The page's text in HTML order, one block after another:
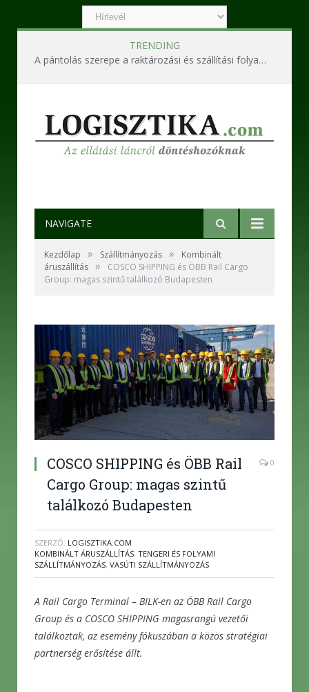
TRENDING
A pántolás szerepe a raktározási és szállítási folyamatokban
NAVIGATE
Kezdőlap » Szállítmányozás »
Kombinált
áruszállítás »
COSCO SHIPPING és ÖBB Rail Cargo
Group: magas szintű találkozó Budapesten
COSCO SHIPPING és ÖBB Rail
Cargo Group: magas szintű
találkozó Budapesten
0
SZERZŐ: LOGISZTIKA.COM
KOMBINÁLT ÁRUSZÁLLÍTÁS, TENGERI ÉS FOLYAMI
SZÁLLÍTMÁNYOZÁS, VASÚTI SZÁLLÍTMÁNYOZÁS
A Rail Cargo Terminal – BILK-en az ÖBB Rail Cargo
Group és a COSCO SHIPPING magasrangú vezetői
találkoztak, az esemény fókuszában a közös stratégiai
partnerség erősítése állt.